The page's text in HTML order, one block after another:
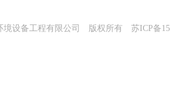
境设备工程有限公司 版权所有 苏ICP备